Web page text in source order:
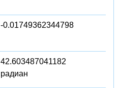
-0.01749362344798
42.603487041182
радиан